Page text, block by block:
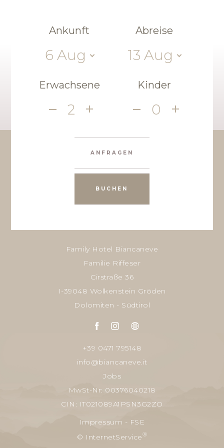
Ankunft
6 Aug
Abreise
13 Aug
Erwachsene
2
Kinder
0
ANFRAGEN
BUCHEN
Family Hotel Biancaneve
Familie Riffeser
Cirstraße 36
I-39048 Wolkenstein Gröden
Dolomiten - Südtirol
+39 0471 795148
info@biancaneve.it
Jobs
MwSt-Nr: 00376040218
CIN: IT021089A1PSN3G2ZO
Impressum - FSE
© InternetService®